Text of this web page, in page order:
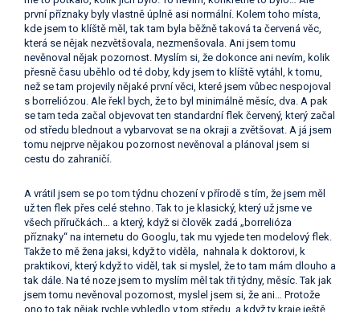
první příznaky byly vlastně úplně asi normální. Kolem toho místa,
kde jsem to klíště měl, tak tam byla běžně taková ta červená věc,
která se nějak nezvětšovala, nezmenšovala. Ani jsem tomu
nevěnoval nějak pozornost. Myslím si, že dokonce ani nevím, kolik
přesně času uběhlo od té doby, kdy jsem to klíště vytáhl, k tomu,
než se tam projevily nějaké první věci, které jsem vůbec nespojoval
s borreliózou. Ale řekl bych, že to byl minimálně měsíc, dva. A pak
se tam teda začal objevovat ten standardní flek červený, který začal
od středu blednout a vybarvovat se na okraji a zvětšovat. A já jsem
tomu nejprve nějakou pozornost nevěnoval a plánoval jsem si
cestu do zahraničí.
A vrátil jsem se po tom týdnu chození v přírodě s tím, že jsem měl
už ten flek přes celé stehno. Tak to je klasický, který už jsme ve
všech příručkách… a který, když si člověk zadá „borrelióza
příznaky“ na internetu do Googlu, tak mu vyjede ten modelový flek.
Takže to mě žena jaksi, když to viděla, nahnala k doktorovi, k
praktikovi, který když to viděl, tak si myslel, že to tam mám dlouho a
tak dále. Na té noze jsem to myslím měl tak tři týdny, měsíc. Tak jak
jsem tomu nevěnoval pozornost, myslel jsem si, že ani… Protože
ono to tak nějak rychle vybledlo v tom středu, a když ty kraje ještě